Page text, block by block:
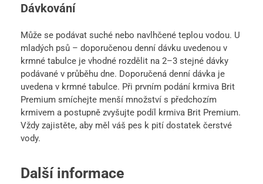
Dávkování
Může se podávat suché nebo navlhčené teplou vodou. U
mladých psů – doporučenou denní dávku uvedenou v
krmné tabulce je vhodné rozdělit na 2–3 stejné dávky
podávané v průběhu dne. Doporučená denní dávka je
uvedena v krmné tabulce. Při prvním podání krmiva Brit
Premium smíchejte menší množství s předchozím
krmivem a postupně zvyšujte podíl krmiva Brit Premium.
Vždy zajistěte, aby měl váš pes k pití dostatek čerstvé
vody.
Další informace